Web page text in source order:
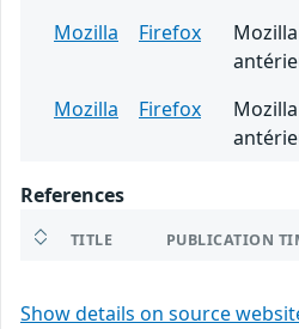
Mozilla Firefox
Mozilla
Firefox
References
TITLE PUBLICATION
Show details on source